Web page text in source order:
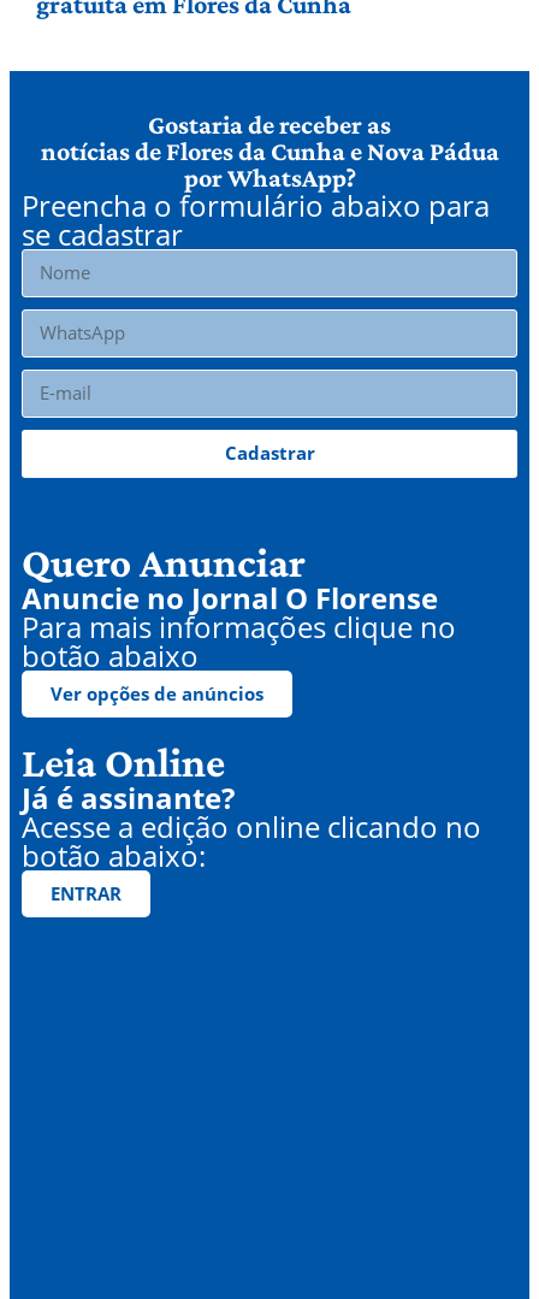
Gostaria de receber as
notícias de Flores da Cunha e Nova Pádua
por WhatsApp?
Preencha o formulário abaixo para
se cadastrar
Cadastrar
Quero Anunciar
Anuncie no Jornal O Florense
Para mais informações clique no
botão abaixo
Ver opções de anúncios
Leia Online
Já é assinante?
Acesse a edição online clicando no
botão abaixo:
ENTRAR